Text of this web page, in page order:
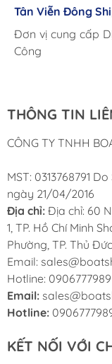
Tân Viễn Đông
Đơn vị cung cấp
Công
Cung ứng sản
Chúng tôi có thể
THÔNG TIN
CÔNG TY TNHH
MST: 0313768791
ngày 21/04/2016
Địa chỉ: Địa chỉ: 60
1, TP. Hồ Chí Minh
Phường, TP. Thủ
Email:
Hotline: 0906777989
Email:
Hotline:
KẾT NỐI VỚI